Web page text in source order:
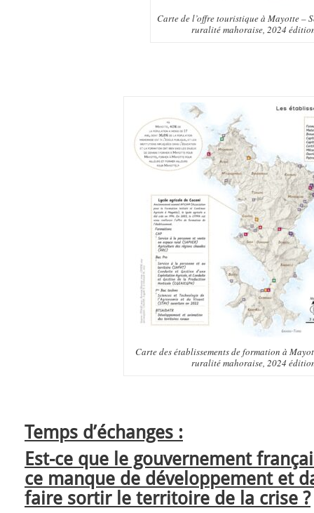
Carte de l’offre touristique à Mayotte –
ruralité mahoraise, 2024
Carte des établissements de formation à
ruralité mahoraise, 2024
Temps d’échanges :
Est-ce que le gouvernement
ce manque de développement et
faire sortir le territoire de la crise ?